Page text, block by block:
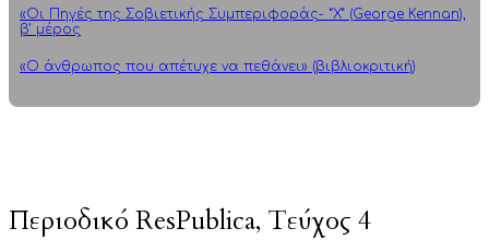
«Οι Πηγές της Σοβιετικής Συμπεριφοράς- “Χ” (George Kennan),
β’ μέρος
«Ο άνθρωπος που απέτυχε να πεθάνει» (βιβλιοκριτική)
Περιοδικό ResPublica, Τεύχος 4